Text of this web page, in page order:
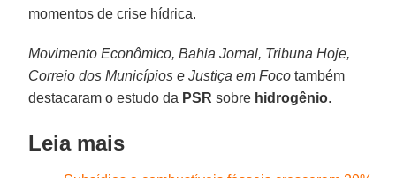
momentos de crise hídrica.
Movimento Econômico, Bahia Jornal, Tribuna Hoje,
Correio dos Municípios e Justiça em Foco também
destacaram o estudo da PSR sobre hidrogênio.
Leia mais